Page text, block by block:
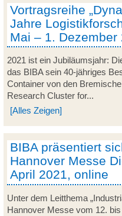
Vortragsreihe
Jahre
Mai – 1. Dezember
2021 ist ein Jubiläumsjahr:
das BIBA sein 40-jähriges
Container von den
Research Cluster for...
[Alles Zeigen]
BIBA präsentiert
Hannover Messe
April 2021, online
Unter dem Leitthema
Hannover Messe vom 12.